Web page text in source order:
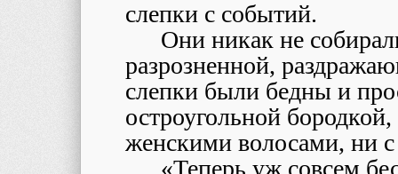
слепки с событий.
Они никак не
разрозненной,
слепки были бедны и
остроугольной
женскими волосами, ни
«Теперь уж совсем